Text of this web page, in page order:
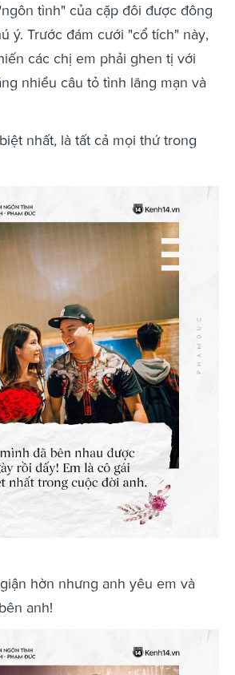
tình" của cặp đôi được đông
ý. Trước đám cưới "cổ tích" này,
các chị em phải ghen tị với
nhiều câu tỏ tình lãng mạn và
nhất, là tất cả mọi thứ trong
hờn nhưng anh yêu em và
anh!